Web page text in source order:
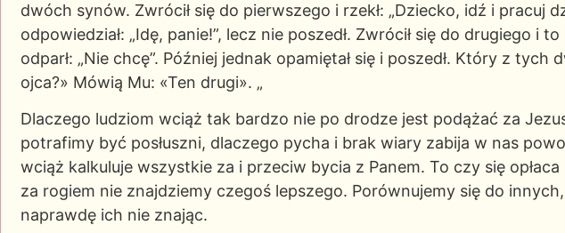
dwóch synów. Zwrócił się do pierwszego i rzekł: „Dziecko, idź i pracuj
odpowiedział: „Idę, panie!”, lecz nie poszedł. Zwrócił się do drugiego i
odparł: „Nie chcę”. Później jednak opamiętał się i poszedł. Który z tych
ojca?» Mówią Mu: «Ten drugi». „
Dlaczego ludziom wciąż tak bardzo nie po drodze jest podążać za
potrafimy być posłuszni, dlaczego pycha i brak wiary zabija w nas
wciąż kalkuluje wszystkie za i przeciw bycia z Panem. To czy się
za rogiem nie znajdziemy czegoś lepszego. Porównujemy się do
naprawdę ich nie znając.